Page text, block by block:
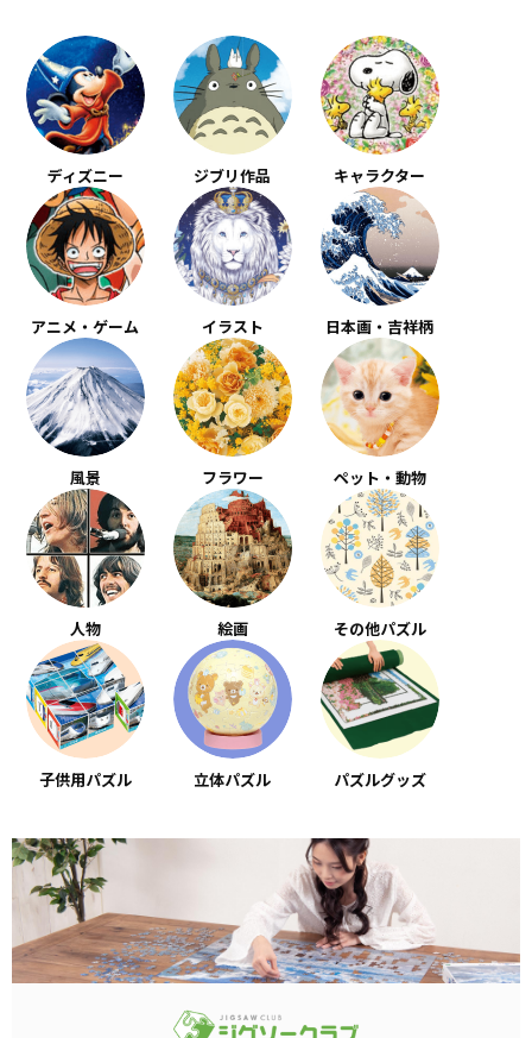
ディズニー ジブリ作品 キャラクター
アニメ・ゲーム イラスト 日本画・吉祥柄
風景 フラワー ペット・動物
人物 絵画 その他パズル
子供用パズル 立体パズル パズルグッズ